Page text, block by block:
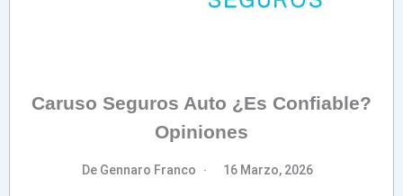
Caruso Seguros Auto ¿Es Confiable?
Opiniones
De Gennaro Franco 16 Marzo, 2026